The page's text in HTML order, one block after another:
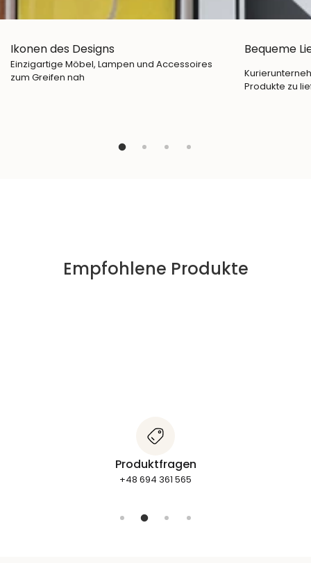
Ikonen des Designs
Einzigartige Möbel, Lampen und Accessoires
zum Greifen nah
Bequeme
Produkte zu
Empfohlene Produkte
Produktfragen
+48 694 361 565